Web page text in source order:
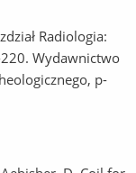
Radiologia:
Wydawnictwo
p-